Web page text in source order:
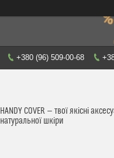
+380 (96) 509-00-68
HANDY COVER — твої якісні
натуральної шкіри